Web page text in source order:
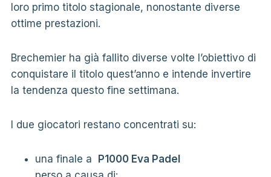
loro primo titolo stagionale, nonostante diverse
ottime prestazioni.
Brechemier ha già fallito diverse volte l’obiettivo di
conquistare il titolo quest’anno e intende invertire
la tendenza questo fine settimana.
I due giocatori restano concentrati su:
una finale a P1000 Eva Padel